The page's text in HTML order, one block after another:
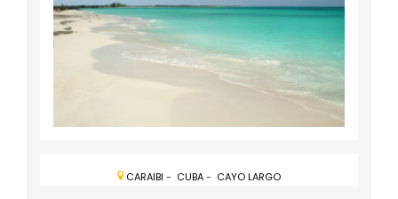
CARAIBI - CUBA- CAYO LARGO